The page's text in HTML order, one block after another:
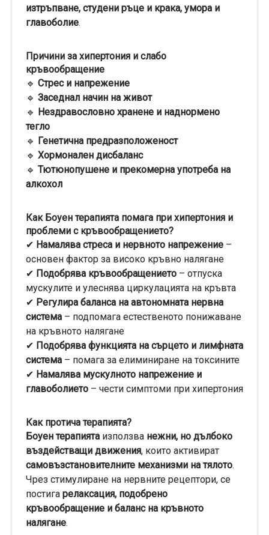
изтръпване, студени ръце и крака, умора и
главоболие.
Причини за хипертония и слабо
кръвообращение
🔹 Стрес и напрежение
🔹 Заседнал начин на живот
🔹 Нездравословно хранене и наднормено
тегло
🔹 Генетична предразположеност
🔹 Хормонален дисбаланс
🔹 Тютюнопушене и прекомерна употреба на
алкохол
Как Боуен терапията помага при хипертония и
проблеми с кръвообращението?
✔ Намалява стреса и нервното напрежение–
основен фактор за високо кръвно налягане
✔ Подобрява кръвообращението– отпуска
мускулите и улеснява циркулацията на кръвта
✔ Регулира баланса на автономната нервна
система– подпомага естественото понижаване
на кръвното налягане
✔ Подобрява функцията на сърцето и лимфната
система– помага за елиминиране на токсините
✔ Намалява мускулното напрежение и
главоболието– чести симптоми при хипертония
Как протича терапията?
Боуен терапиятаизползва нежни, но дълбоко
въздействащи движения, които активират
самовъзстановителните механизми на тялото.
Чрез стимулиране на нервните рецептори, се
постига релаксация, подобрено
кръвообращение и баланс на кръвното
налягане.